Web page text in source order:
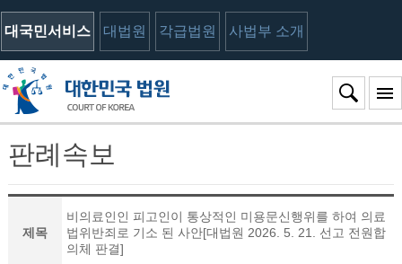
대국민서비스 대법원 각급법원 사법부 소개
판례속보
제목
비의료인인 피고인이 통상적인 미용문신행위를 하여 의료
법위반죄로 기소 된 사안[대법원 2026. 5. 21. 선고 전원합
의체 판결]